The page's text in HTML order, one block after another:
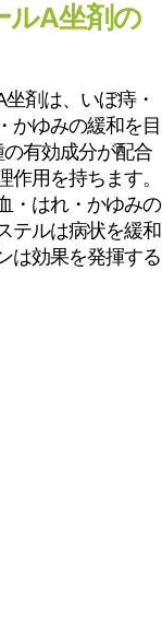
ルA坐剤の
剤は、いぼ痔・
かゆみの緩和を目
有効成分が配合
用を持ちます。
・はれ・かゆみの
テルは病状を緩和
は効果を発揮する